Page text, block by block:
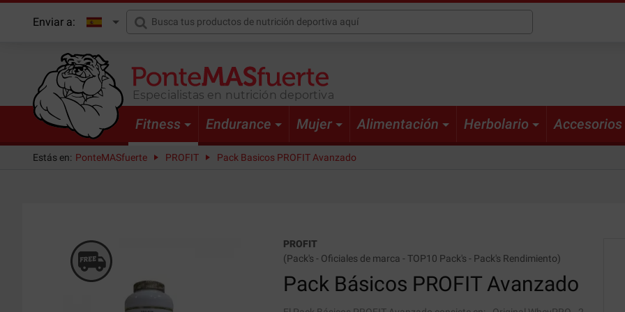
Enviar a:
Especialistas en nutrición deportiva
Fitness Endurance Mujer Alimentación Herbolario Accesorios
Estás en: PonteMASfuerte PROFIT Pack Basicos PROFIT Avanzado
PROFIT
(Pack's - Oficiales de marca - TOP10 Pack's - Pack's Rendimiento)
Pack Básicos PROFIT Avanzado